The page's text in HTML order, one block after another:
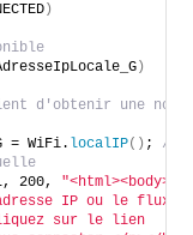
)
)
d'obtenir une
= WiFi.
localIP() ; //
200,
IP ou le flux
sur le lien